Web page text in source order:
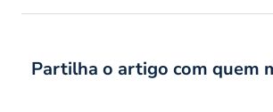
Partilha o artigo com quem